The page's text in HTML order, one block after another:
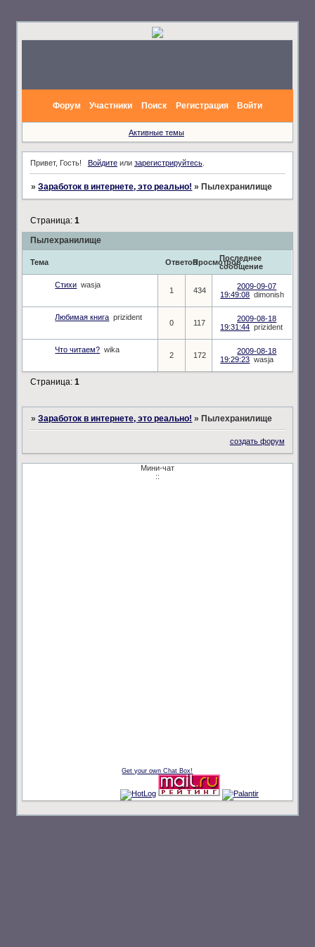
Форум Участники Поиск Регистрация Войти
Активные темы
Привет, Гость! Войдитеили зарегистрируйтесь.
»Заработок в интернете, это реально! » Пылехранилище
Пылехранилище
Страница:1
Тема ОтветовПросмотровПоследнее
сообщение
Стихи wasja
1 434
2009-09-07
19:49:08 dimonish
Любимая книга prizident
0 117
2009-08-18
19:31:44 prizident
Что читаем? wika
2 172
2009-08-18
19:29:23 wasja
Страница:1
»Заработок в интернете, это реально! » Пылехранилище
создать форум
Мини-чат
::
Get your own Chat Box!